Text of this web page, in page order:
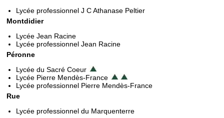
Lycée professionnel J C Athanase Peltier
Montdidier
Lycée Jean Racine
Lycée professionnel Jean Racine
Péronne
Lycée du Sacré Coeur
Lycée Pierre Mendès-France
Lycée professionnel Pierre Mendès-France
Rue
Lycée professionnel du Marquenterre